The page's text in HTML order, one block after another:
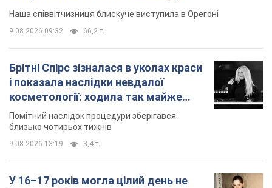
Наша співвітчизниця блискуче виступила в Орегоні
9.08.2026 09:32 66,2 т.
Брітні Спірс зізналася в уколах краси
і показала наслідки невдалої
косметології: ходила так майже
місяць
Помітний наслідок процедури зберігався
близько чотирьох тижнів
9.08.2026 13:19 3,4 т.
У 16–17 років могла цілий день не